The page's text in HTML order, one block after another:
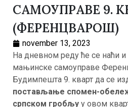
САМОУПРАВЕ 9.
(ФЕРЕНЦВАРОШ)
november 13, 2023
На дневном реду ће се наћи и
мањинске самоуправе
Будимпешта 9. кварт да се
постављање спомен-
српском гробљу у овом